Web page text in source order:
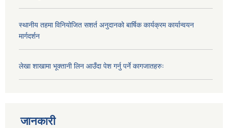
स्थानीय तहमा विनियोजित सशर्त अनुदानको बार्षिक कार्यक्रम कार्यान्वयन
मार्गदर्शन
लेखा शाखामा भूक्तानी लिन आउँदा पेश गर्नु पर्ने कागजातहरुः
जानकारी